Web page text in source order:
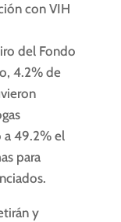
con VIH
del Fondo
4.2% de
a 49.2% el
para
y